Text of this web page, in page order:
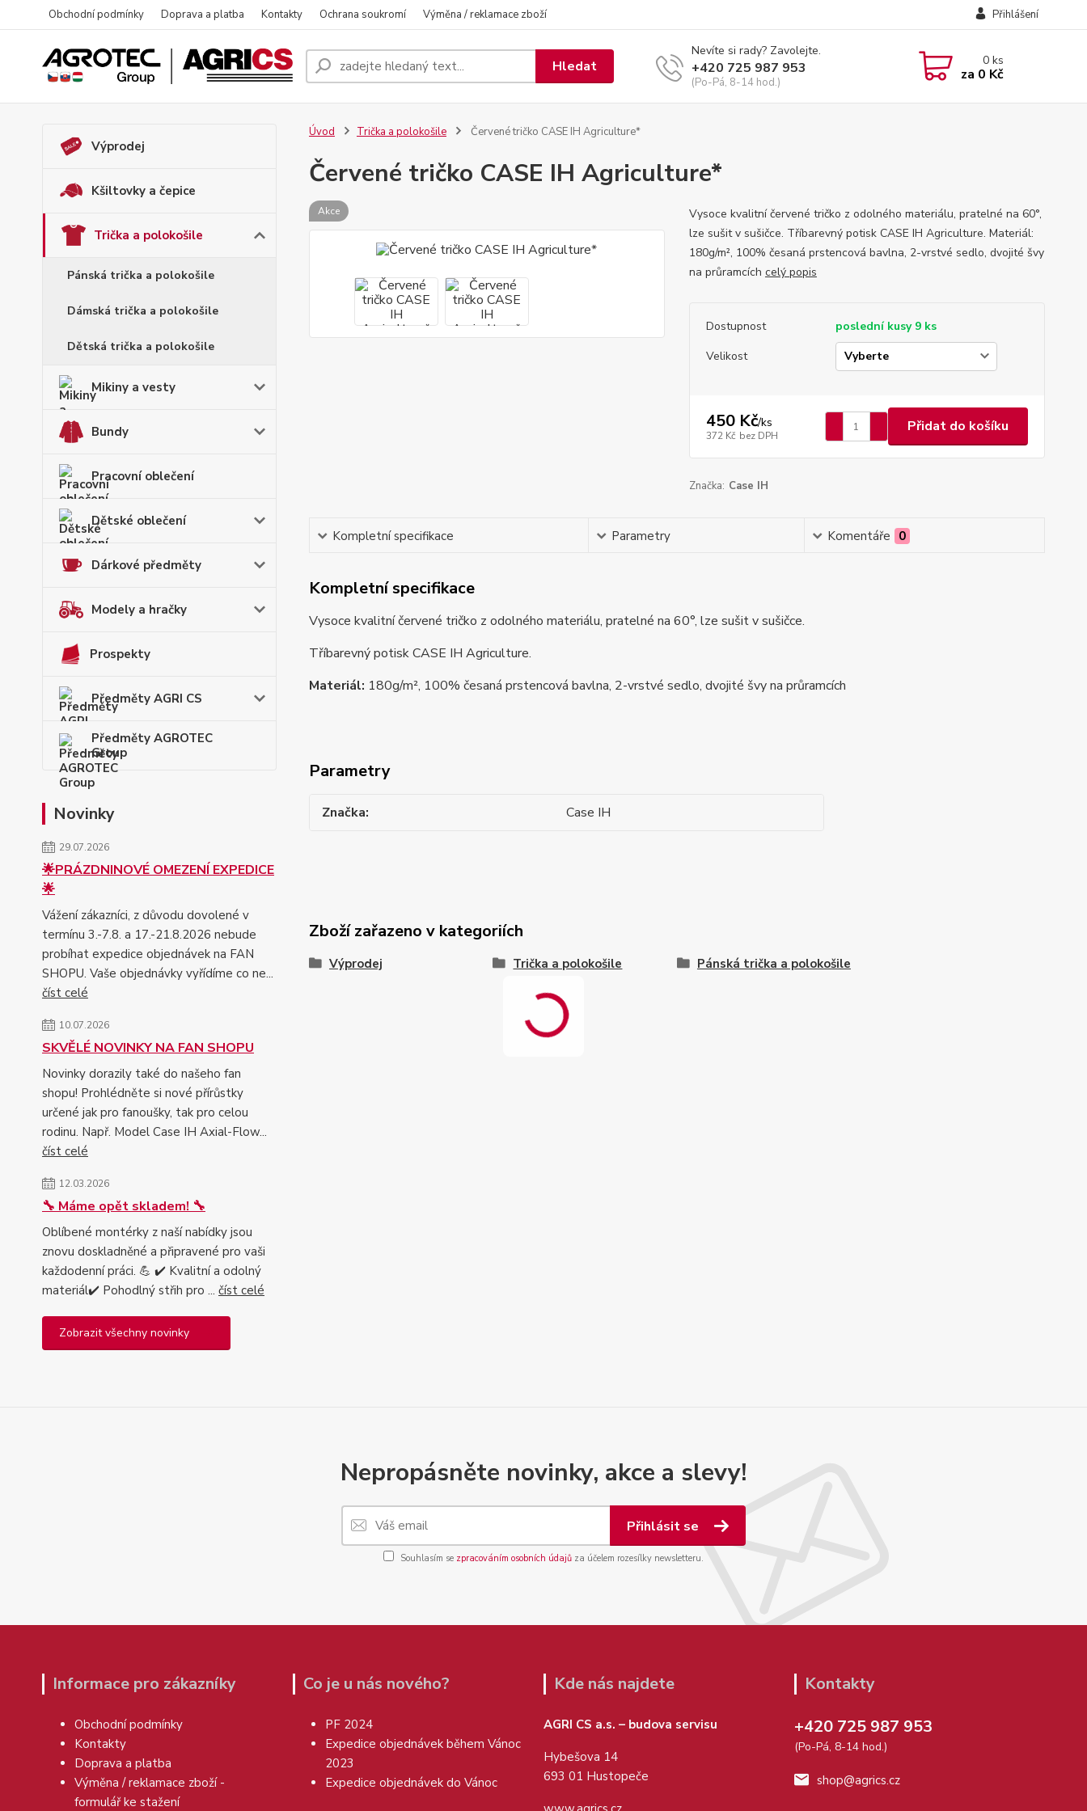
Obchodní podmínky Doprava a platba Kontakty Ochrana soukromí Výměna / reklamace zboží Přihlášení
Hledat
Nevíte si rady? Zavolejte.
+420 725 987 953
(Po-Pá, 8-14 hod.)
0ks
za 0 Kč
Výprodej
Kšiltovky a čepice
Trička a polokošile
Pánská trička a polokošile
Dámská trička a polokošile
Dětská trička a polokošile
Mikiny a vesty
Bundy
Pracovní oblečení
Dětské oblečení
Dárkové předměty
Modely a hračky
Prospekty
Předměty AGRI CS
Předměty AGROTEC
Group
Novinky
29.07.2026
🌟PRÁZDNINOVÉ OMEZENÍ EXPEDICE
🌟
Vážení zákazníci, z důvodu dovolené v
termínu 3.-7.8. a 17.-21.8.2026 nebude
probíhat expedice objednávek na FAN
SHOPU. Vaše objednávky vyřídíme co ne...
číst celé
10.07.2026
SKVĚLÉ NOVINKY NA FAN SHOPU
Novinky dorazily také do našeho fan
shopu! Prohlédněte si nové přírůstky
určené jak pro fanoušky, tak pro celou
rodinu. Např. Model Case IH Axial-Flow...
číst celé
12.03.2026
🔧 Máme opět skladem! 🔧
Oblíbené montérky z naší nabídky jsou
znovu doskladněné a připravené pro vaši
každodenní práci. 💪 ✔️ Kvalitní a odolný
materiál✔️ Pohodlný střih pro ... číst celé
Zobrazit všechny novinky
Úvod Trička a polokošile Červené tričko CASE IH Agriculture*
Červené tričko CASE IH Agriculture*
Akce
Vysoce kvalitní červené tričko z odolného materiálu, pratelné na 60°,
lze sušit v sušičce. Tříbarevný potisk CASE IH Agriculture. Materiál:
180g/m², 100% česaná prstencová bavlna, 2-vrstvé sedlo, dvojité švy
na průramcích celý popis
Dostupnost
poslední kusy 9 ks
Velikost
450 Kč/ks
372 Kč bez DPH
Přidat do košíku
Značka: Case IH
Kompletní specifikace Parametry Komentáře 0
Kompletní specifikace
Vysoce kvalitní červené tričko z odolného materiálu, pratelné na 60°, lze sušit v sušičce.
Tříbarevný potisk CASE IH Agriculture.
Materiál: 180g/m², 100% česaná prstencová bavlna, 2-vrstvé sedlo, dvojité švy na průramcích
Parametry
Značka Case IH
Zboží zařazeno v kategoriích
Výprodej Trička a polokošile Pánská trička a polokošile
Nepropásněte novinky, akce a slevy!
Přihlásit se
Souhlasím se zpracováním osobních údajů za účelem rozesílky newsletteru.
Informace pro zákazníky
Obchodní podmínky
Kontakty
Doprava a platba
Výměna / reklamace zboží -
formulář ke stažení
Co je u nás nového?
PF 2024
Expedice objednávek během Vánoc
2023
Expedice objednávek do Vánoc
Kde nás najdete
AGRI CS a.s. – budova servisu
Hybešova 14
693 01 Hustopeče
Kontakty
+420 725 987 953
(Po-Pá, 8-14 hod.)
shop@agrics.cz